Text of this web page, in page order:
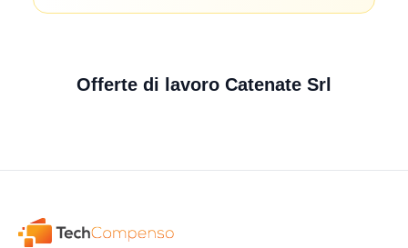
Offerte di lavoro Catenate Srl